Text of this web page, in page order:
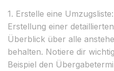
1. Erstelle eine
Erstellung einer
Überblick über alle
behalten. Notiere dir
Beispiel den